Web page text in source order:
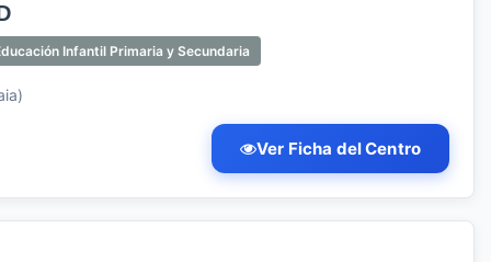
Infantil Primaria y Secundaria
Ver Ficha del Centro